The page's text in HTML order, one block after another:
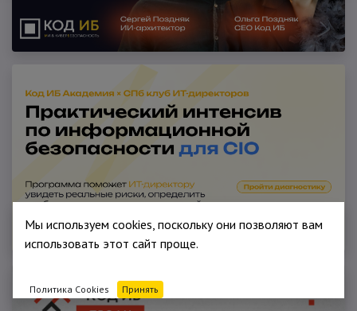
Мы используем cookies, поскольку они позволяют вам
использовать этот сайт проще.
Политика Cookies Принять